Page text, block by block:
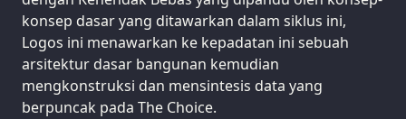
konsep dasar yang ditawarkan dalam siklus ini,
Logos ini menawarkan ke kepadatan ini sebuah
arsitektur dasar bangunan kemudian
mengkonstruksi dan mensintesis data yang
berpuncak pada The Choice.